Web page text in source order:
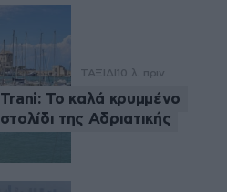
ΤΑΞΙΔΙ 10 λ. πριν
Trani: Το καλά κρυμμένο
στολίδι της Αδριατικής